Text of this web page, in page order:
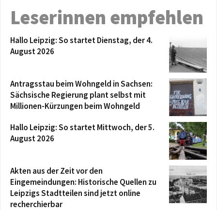
Leserinnen empfehlen
Hallo Leipzig: So startet Dienstag, der 4.
August 2026
Antragsstau beim Wohngeld in Sachsen:
Sächsische Regierung plant selbst mit
Millionen-Kürzungen beim Wohngeld
Hallo Leipzig: So startet Mittwoch, der 5.
August 2026
Akten aus der Zeit vor den
Eingemeindungen: Historische Quellen zu
Leipzigs Stadtteilen sind jetzt online
recherchierbar